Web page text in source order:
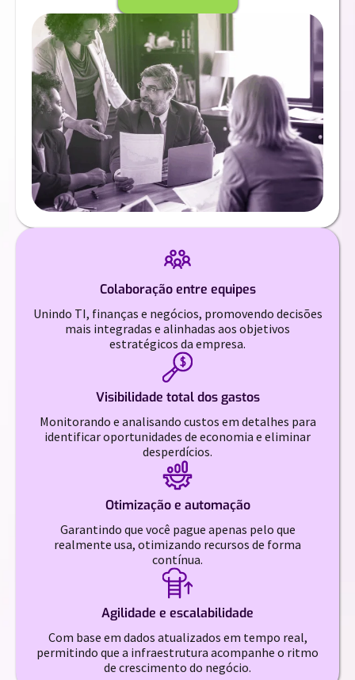
Colaboração entre equipes
Unindo TI, finanças e negócios, promovendo decisões
mais integradas e alinhadas aos objetivos
estratégicos da empresa.
Visibilidade total dos gastos
Monitorando e analisando custos em detalhes para
identificar oportunidades de economia e eliminar
desperdícios.
Otimização e automação
Garantindo que você pague apenas pelo que
realmente usa, otimizando recursos de forma
contínua.
Agilidade e escalabilidade
Com base em dados atualizados em tempo real,
permitindo que a infraestrutura acompanhe o ritmo
de crescimento do negócio.